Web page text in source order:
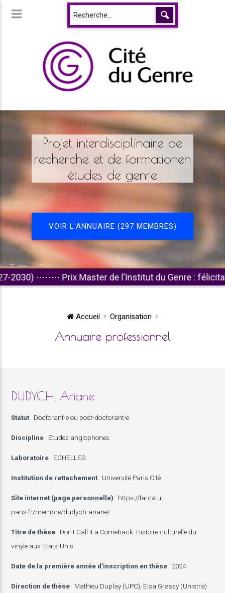
Projet interdisciplinaire de
recherche et de formationen
études de genre
VOIR L'ANNUAIRE (297 MEMBRES)
⋅⋅⋅⋅⋅⋅⋅⋅ Prix Master de l’Institut du Genre : félicitations
Accueil Organisation
Annuaire professionnel
DUDYCH, Ariane
Statut Doctorant⋅e ou post-doctorant⋅e
Discipline Etudes anglophones
Laboratoire ECHELLES
Institution de rattachement Université Paris Cité
Site internet (page personnelle)
https://larca.u-
paris.fr/membre/dudych-ariane/
Titre de thèse
Don't Call It a Comeback: Histoire culturelle du
vinyle aux Etats-Unis
Date de la première année d'inscription en thèse 2024
Direction de thèse Mathieu Duplay (UPC), Elsa Grassy (Unistra)